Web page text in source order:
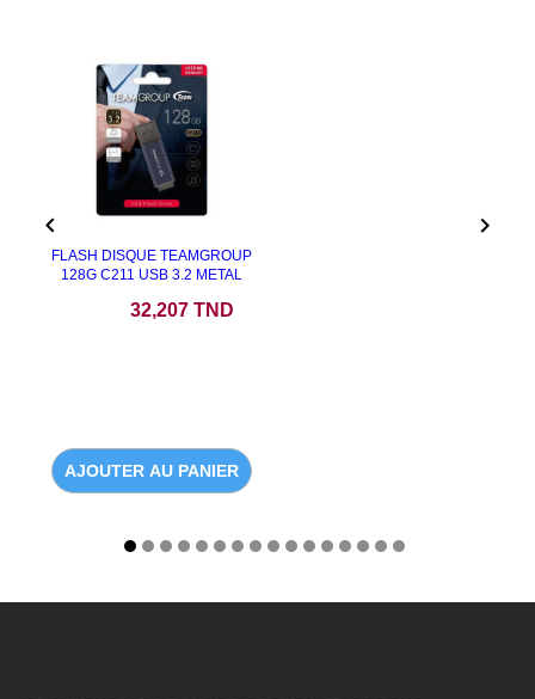
FLASH DISQUE TEAMGROUP
128G C211 USB 3.2 METAL
32,207 TND
AJOUTER AU PANIER
 